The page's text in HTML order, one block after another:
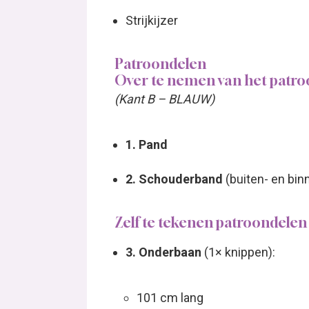
Strijkijzer
Patroondelen
Over te nemen van het
(Kant B – BLAUW)
1. Pand
2. Schouderband (buiten- en
Zelf te tekenen patroondelen
3. Onderbaan (1× knippen):
101 cm lang